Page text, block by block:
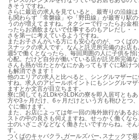
きそうですね。
さらに最近の求人を見ていると、最寄りの沿線
も関わらず「常磐線」や「野田線」が最寄り駅
うのが増えてますね。タクシーで行ったらお金
ったらお酒飲まないで仕事するのもアレだし・
さを第一に考えているようですね。
またお子さんがいる方にも安心なのが、つくば
スナックの求人です。なんと託児所完備のお店
週5で働くとなったら、毎回周囲の人に子供を預
心配。だけど自分が働いている店が託児所完備
さんも熱が出たとかなにかあってもすぐに駆け
も解消できます！
他のエリアの求人と比べると、シングルマザー
すね。求人のアピールポイントにもシングルマ
ますとか文言が目立ちます。
寮に関しても2LDkや3LDKの寮を即入居可とも
方や3ヶ月だけ、6ヶ月だけという方も鞄ひとつ
ぐに働けます。
また、お店によっては年一回の海外旅行がある
ストの中の良さも伺えますね、せっかく働くな
士のいざこざなどなく働きたいですからね。そ
す。
つくばのキャバクラ､ガールズバー､スナックで